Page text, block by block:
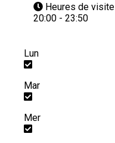
Heures de visite
20:00 - 23:50
Lun
Mar
Mer